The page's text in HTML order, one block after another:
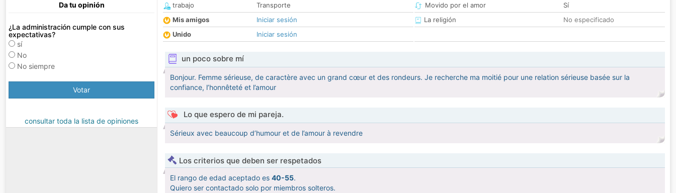
Da tu opinión
¿La administración cumple con sus
expectativas?
sí
No
No siempre
Votar
consultar toda la lista de opiniones
trabajo
Transporte
Mis amigos
Iniciar sesión
Unido
Iniciar sesión
Movido por el amor
Sí
La religión
No especificado
un poco sobre mí
Bonjour. Femme sérieuse, de caractère avec un grand cœur et des rondeurs. Je recherche ma moitié pour une relation sérieuse basée sur la
confiance, l’honnêteté et l’amour
Lo que espero de mi pareja.
Sérieux avec beaucoup d’humour et de l’amour à revendre
Los criterios que deben ser respetados
El rango de edad aceptado es 40-55.
Quiero ser contactado solo por miembros solteros.